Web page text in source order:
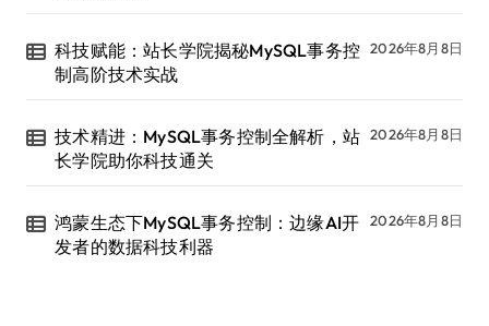
科技赋能：站长学院揭秘MySQL事务控
制高阶技术实战
2026年8月8日
技术精进：MySQL事务控制全解析，站
长学院助你科技通关
2026年8月8日
鸿蒙生态下MySQL事务控制：边缘AI开
发者的数据科技利器
2026年8月8日